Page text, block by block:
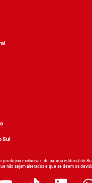
Sul
produção exclusiva e de autoria editorial do
não sejam alterados e que se deem os